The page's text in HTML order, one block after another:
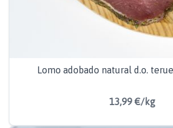
Lomo adobado natural d.o.
13,99 €/kg